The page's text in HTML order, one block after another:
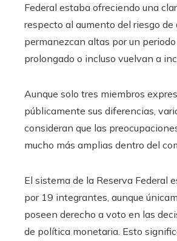
Federal estaba ofreciendo una
respecto al aumento del riesgo de
permanezcan altas por un
prolongado o incluso vuelvan a
Aunque solo tres miembros
públicamente sus diferencias,
consideran que las
mucho más amplias dentro del
El sistema de la Reserva Federal
por 19 integrantes, aunque
poseen derecho a voto en las
de política monetaria. Esto